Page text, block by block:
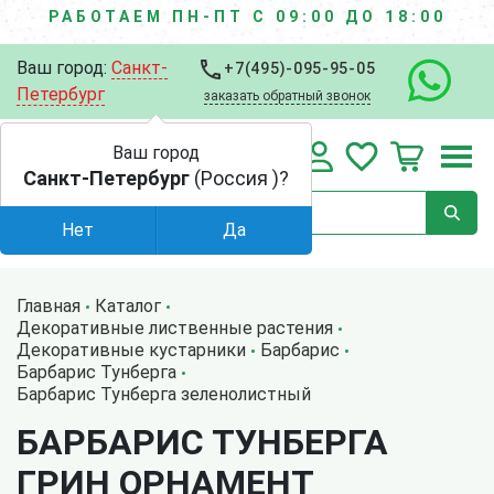
РАБОТАЕМ ПН-ПТ С 09:00 ДО 18:00
Ваш город: Санкт-
Петербург
+7(495)-095-95-05
заказать обратный звонок
Главная
Каталог
Декоративные лиственные растения
Декоративные кустарники
Барбарис
Барбарис Тунберга
Барбарис Тунберга зеленолистный
БАРБАРИС ТУНБЕРГА
ГРИН ОРНАМЕНТ
Ваш город
Санкт-Петербург (Россия )?
Нет Да